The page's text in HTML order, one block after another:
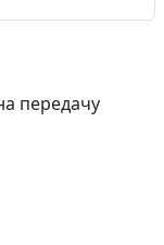
передачу